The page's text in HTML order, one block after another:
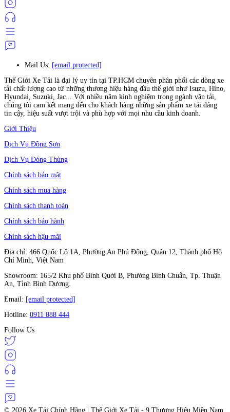
Mail Us: [email protected]
Thế Giới Xe Tải là đại lý uy tín tại TP.HCM chuyên phân phối các dòng xe
tải chất lượng cao từ những thương hiệu hàng đầu thế giới như Isuzu, Hino,
Hyundai, Suzuki, Jac... Với nhiều năm kinh nghiệm trong ngành vận tải,
chúng tôi cam kết mang đến cho khách hàng những sản phẩm xe tải đáng
tin cậy, hiệu suất vượt trội và phù hợp với mọi nhu cầu kinh doanh.
Giới Thiệu
Dịch Vụ Đồng Sơn
Dịch Vụ Đóng Thùng
Chính sách bảo mật
Chính sách mua hàng
Chính sách thanh toán
Chính sách bảo hành
Chính sách hậu mãi
Địa chỉ: 466 Quốc Lộ 1A, Phường An Phú Đông, Quận 12, Thành phố Hồ
Chí Minh, Việt Nam
Showroom: 165/2 Khu phố Bình Quới B, Phường Bình Chuẩn, Tp. Thuận
An, Tỉnh Bình Dương.
Email: [email protected]
Hotline: 0911 888 444
Follow Us
© 2026 Xe Tải Chính Hãng | Thế Giới Xe Tải - 9 Thương Hiệu Miền Nam